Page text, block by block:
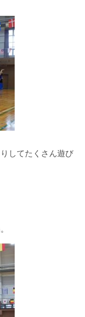
してたくさん遊び